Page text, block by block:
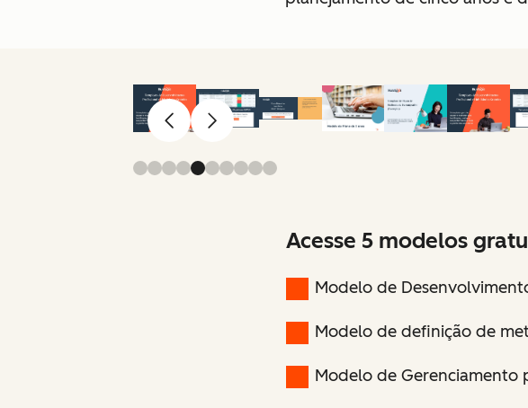
AnteriorAvançar
Acesse 5 modelos
Modelo de
Modelo de definição de
Modelo de Gerenciamento